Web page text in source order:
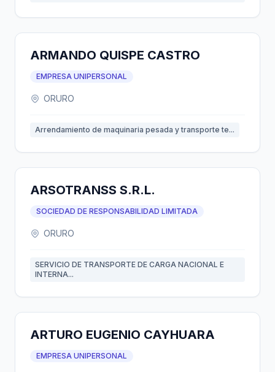
ARMANDO QUISPE CASTRO
EMPRESA UNIPERSONAL
ORURO
Arrendamiento de maquinaria pesada y transporte te...
ARSOTRANSS S.R.L.
SOCIEDAD DE RESPONSABILIDAD LIMITADA
ORURO
SERVICIO DE TRANSPORTE DE CARGA NACIONAL E
INTERNA...
ARTURO EUGENIO CAYHUARA
EMPRESA UNIPERSONAL